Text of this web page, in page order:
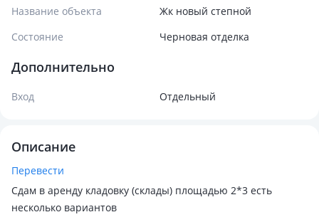
Название объекта
Жк новый степной
Состояние
Черновая отделка
Дополнительно
Вход Отдельный
Описание
Перевести
Сдам в аренду кладовку (склады) площадью 2*3 есть
несколько вариантов